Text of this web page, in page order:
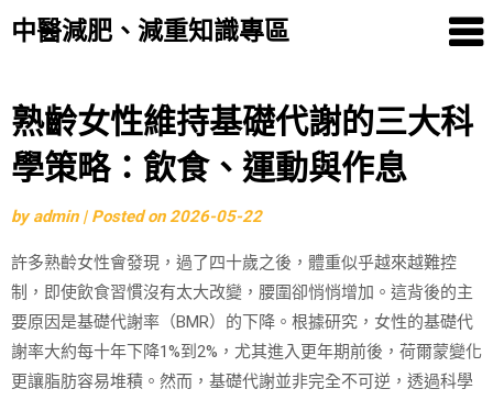
中醫減肥、減重知識專區
Skip
to
content
熟齡女性維持基礎代謝的三大科
學策略：飲食、運動與作息
byadmin | Posted on2026-05-22
許多熟齡女性會發現，過了四十歲之後，體重似乎越來越難控
制，即使飲食習慣沒有太大改變，腰圍卻悄悄增加。這背後的主
要原因是基礎代謝率（BMR）的下降。根據研究，女性的基礎代
謝率大約每十年下降1%到2%，尤其進入更年期前後，荷爾蒙變化
更讓脂肪容易堆積。然而，基礎代謝並非完全不可逆，透過科學